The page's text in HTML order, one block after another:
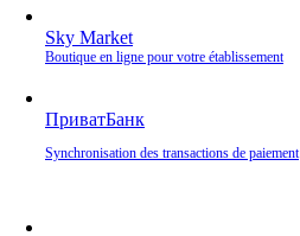
Sky Market
Boutique en ligne pour votre établissement
ПриватБанк
Synchronisation des transactions de paiement